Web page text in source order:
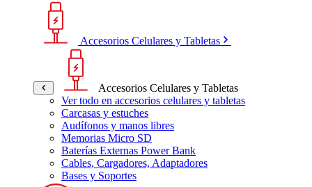
Accesorios Celulares y Tabletas
Accesorios Celulares y Tabletas
Ver todo en accesorios celulares y tabletas
Carcasas y estuches
Audífonos y manos libres
Memorias Micro SD
Baterías Externas Power Bank
Cables, Cargadores, Adaptadores
Bases y Soportes